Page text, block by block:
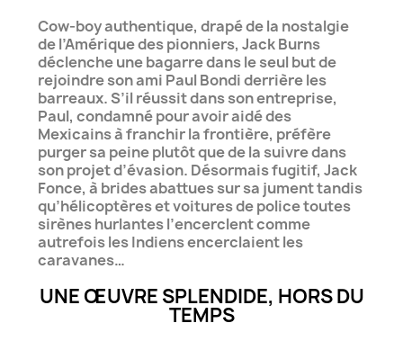
Cow-boy authentique, drapé de la nostalgie
de l’Amérique des pionniers, Jack Burns
déclenche une bagarre dans le seul but de
rejoindre son ami Paul Bondi derrière les
barreaux. S’il réussit dans son entreprise,
Paul, condamné pour avoir aidé des
Mexicains à franchir la frontière, préfère
purger sa peine plutôt que de la suivre dans
son projet d’évasion. Désormais fugitif, Jack
Fonce, à brides abattues sur sa jument tandis
qu’hélicoptères et voitures de police toutes
sirènes hurlantes l’encerclent comme
autrefois les Indiens encerclaient les
caravanes…
UNE ŒUVRE SPLENDIDE, HORS DU
TEMPS